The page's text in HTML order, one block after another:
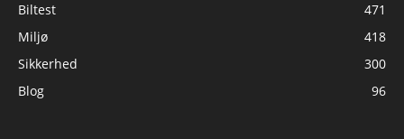
Biltest
471
Miljø
418
Sikkerhed
300
Blog
96